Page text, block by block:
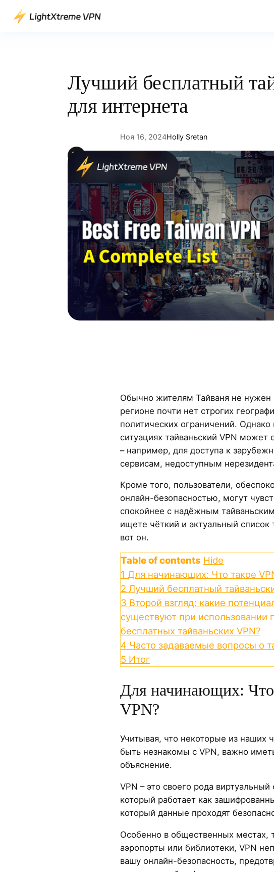
Перейти
Лучший бесплатный
для интернета
Ноя 16, 2024Holly Sretan
Обычно жителям Тайваня не нужен
регионе почти нет строгих
политических ограничений. Однако
ситуациях тайваньский VPN может
– например, для доступа к
сервисам, недоступным
Кроме того, пользователи,
онлайн-безопасностью, могут
спокойнее с надёжным
ищете чёткий и актуальный список
вот он.
Table of contents Hide
1 Для начинающих: Что такое
2 Лучший бесплатный
3 Второй взгляд: какие
существуют при использовании
бесплатных тайваньских VPN?
4 Часто задаваемые вопросы о
5 Итог
Для начинающих: Что
VPN?
Учитывая, что некоторые из наших
быть незнакомы с VPN, важно
объяснение.
VPN – это своего рода
который работает как
который данные проходят
Особенно в общественных местах,
аэропорты или библиотеки, VPN
вашу онлайн-безопасность,